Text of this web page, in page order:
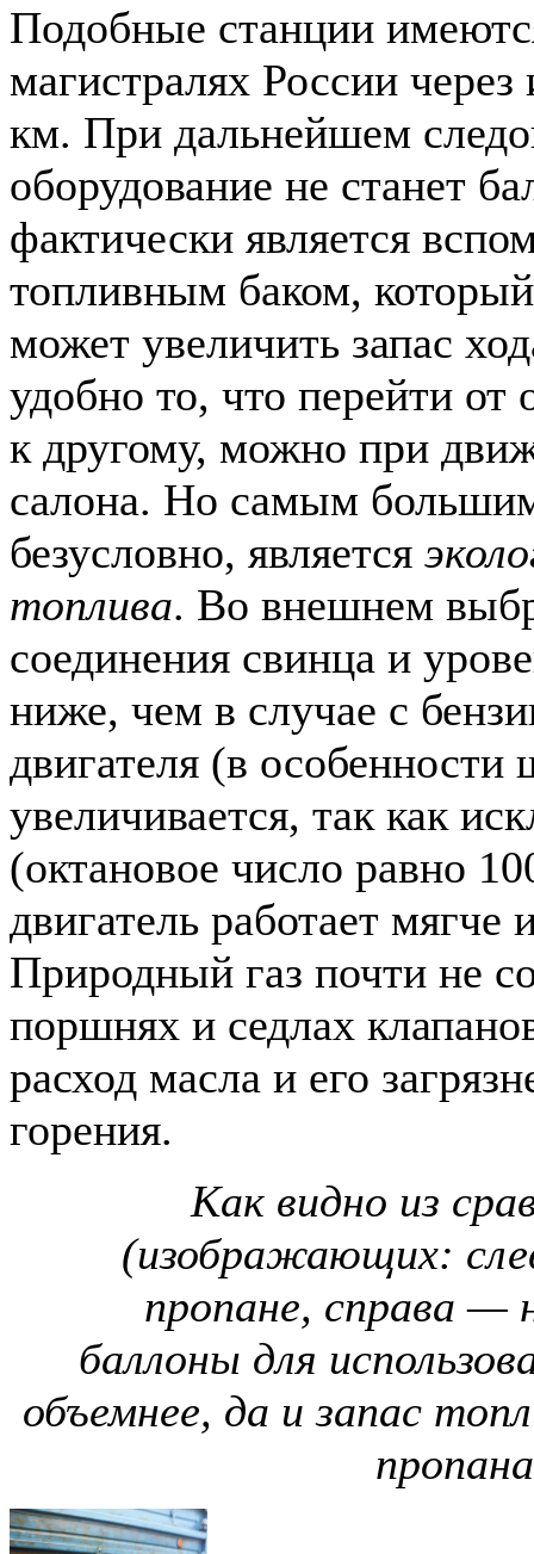
Подобные станции
магистралях России
км. При дальнейшем
оборудование не станет
фактически является
топливным баком,
может увеличить запас
удобно то, что перейти от
к другому, можно при
салона. Но самым
безусловно, является
топлива. Во внешнем
соединения свинца и
ниже, чем в случае с
двигателя (в
увеличивается, так как
(октановое число равно
двигатель работает мягче
Природный газ почти не
поршнях и седлах
расход масла и его
горения.
Как видно из
(изображающих:
пропане, справа —
баллоны для
объемнее, да и запас